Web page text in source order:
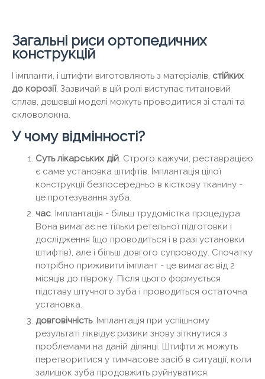
Загальні риси ортопедичних
конструкцій
І імпланти, і штифти виготовляють з матеріалів, стійких
до корозії. Зазвичай в цій ролі виступає титановий
сплав, дешевші моделі можуть проводитися зі сталі та
скловолокна.
У чому відмінності?
Суть лікарських дій. Строго кажучи, реставрацією
є саме установка штифтів. Імплантація цілої
конструкції безпосередньо в кісткову тканину -
це протезування зуба.
час. Імплантація - більш трудомістка процедура.
Вона вимагає не тільки ретельної підготовки і
дослідження (що проводиться і в разі установки
штифтів), але і більш довгого супроводу. Спочатку
потрібно приживити імплант - це вимагає від 2
місяців до півроку. Після цього формується
підставу штучного зуба і проводиться остаточна
установка.
довговічність. Імплантація при успішному
результаті ліквідує ризики знову зіткнутися з
проблемами на даній ділянці. Штифти ж можуть
перетворитися у тимчасове засіб в ситуації, коли
залишок зуба продовжить руйнуватися.